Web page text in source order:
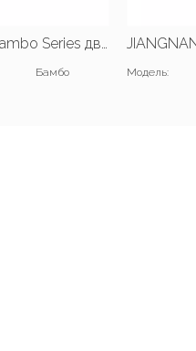
JIANGNAN Bambo Series два бита |Ш1400*Д1200*В1050(мм) |В1200*Д1200*В1050(мм)
Бамбо Модель: